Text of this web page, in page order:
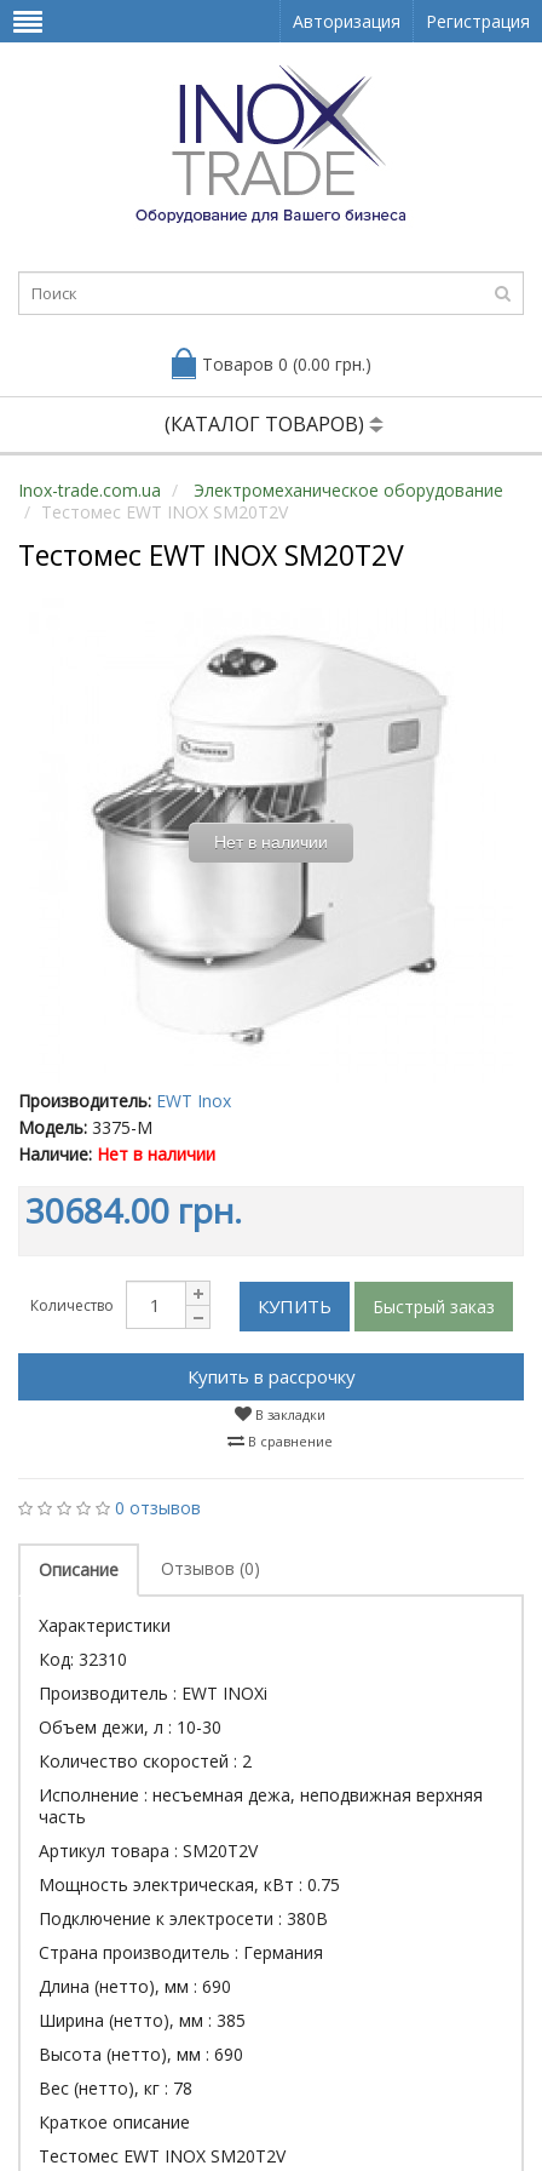
Авторизация Регистрация
Товаров 0 (0.00 грн.)
(КАТАЛОГ ТОВАРОВ)
Inox-trade.com.ua
Электромеханическое оборудование
Тестомес EWT INOX SM20T2V
Тестомес EWT INOX SM20T2V
Нет в наличии
Производитель: EWT Inox
Модель: 3375-M
Наличие: Нет в наличии
30684.00 грн.
Количество КУПИТЬ Быстрый заказ
Купить в рассрочку
В закладки
В сравнение
0 отзывов
Описание Отзывов (0)
Характеристики
Код: 32310
Производитель : EWT INOXi
Объем дежи, л : 10-30
Количество скоростей : 2
Исполнение : несъемная дежа, неподвижная верхняя
часть
Артикул товара : SM20T2V
Мощность электрическая, кВт : 0.75
Подключение к электросети : 380В
Страна производитель : Германия
Длина (нетто), мм : 690
Ширина (нетто), мм : 385
Высота (нетто), мм : 690
Вес (нетто), кг : 78
Краткое описание
Тестомес EWT INOX SM20T2V